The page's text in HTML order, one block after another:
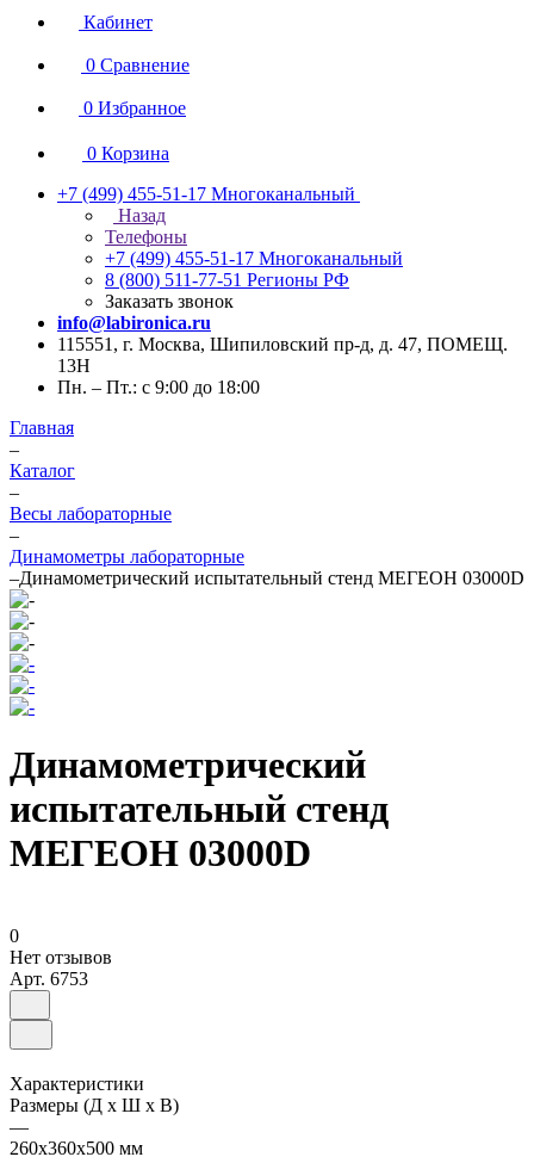
Кабинет
0 Сравнение
0 Избранное
0 Корзина
+7 (499) 455-51-17 Многоканальный
Назад
Телефоны
+7 (499) 455-51-17 Многоканальный
8 (800) 511-77-51 Регионы РФ
Заказать звонок
info@labironica.ru
115551, г. Москва, Шипиловский пр-д, д. 47, ПОМЕЩ.
13Н
Пн. – Пт.: с 9:00 до 18:00
Главная
–
Каталог
–
Весы лабораторные
–
Динамометры лабораторные
–Динамометрический испытательный стенд МЕГЕОН 03000D
Динамометрический
испытательный стенд
МЕГЕОН 03000D
0
Нет отзывов
Арт. 6753
Характеристики
Размеры (Д х Ш х В)
—
260х360х500 мм